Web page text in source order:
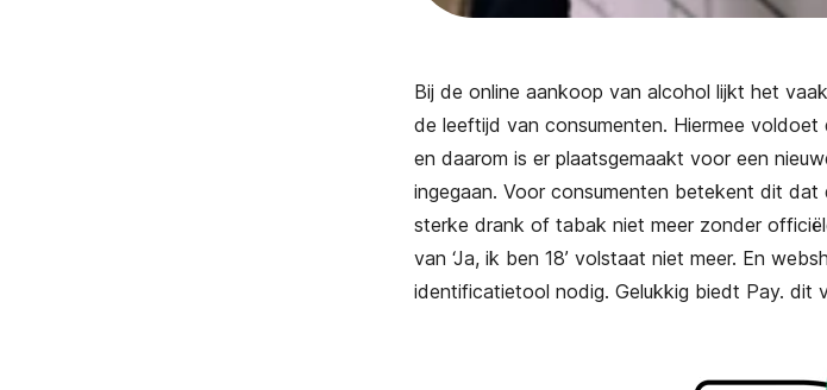
Bij de online aankoop van alcohol lijkt het
de leeftijd van consumenten. Hiermee
en daarom is er plaatsgemaakt voor een
ingegaan. Voor consumenten betekent dit
sterke drank of tabak niet meer zonder
van ‘Ja, ik ben 18’ volstaat niet meer. En
identificatietool nodig. Gelukkig biedt Pay. dit